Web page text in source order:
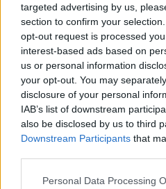
targeted advertising by us,
section to confirm your
opt-out request is processed
interest-based ads based on
us or personal information
your opt-out. You may
disclosure of your personal
IAB’s list of downstream
also be disclosed by us to third
Downstream Participants that
Personal Data Processing
7 Michele Lamaro (C) (73)
6 Alessandro Izekor (41)
5 Federico Ruzza (119)
4 Niccolò Cannone (79)
3 Simone Ferrari (110)
2 Siua Maile (23)
1 Mirco Spagnolo (23)
​A disposizione: 16
Thomas Gallo (61), 18